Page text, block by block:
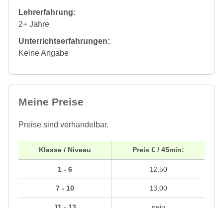
Lehrerfahrung:
2+ Jahre
Unterrichtserfahrungen:
Keine Angabe
Meine Preise
Preise sind verhandelbar.
Klasse / Niveau
1 - 6
7 - 10
Preis € / 45min:
12,50
13,00